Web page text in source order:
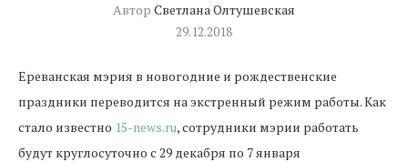
Автор Светлана Олтушевская
29.12.2018
Ереванская мэрия в новогодние и рождественские
праздники переводится на экстренный режим работы. Как
стало известно 15-news.ru, сотрудники мэрии работать
будут круглосуточно с 29 декабря по 7 января